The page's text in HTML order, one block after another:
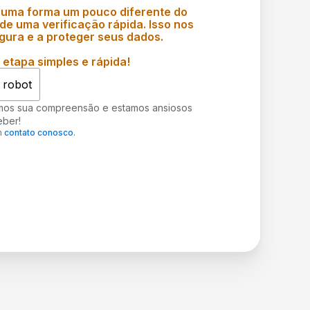
forma um pouco diferente do
uma verificação rápida. Isso nos
e a proteger seus dados.
simples e rápida!
robot
sua compreensão e estamos ansiosos
contato conosco.